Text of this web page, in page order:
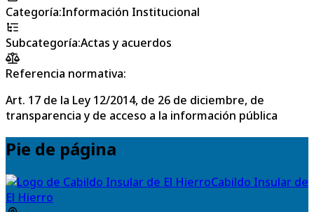
Categoría:Información Institucional
Subcategoría:Actas y acuerdos
Referencia normativa:
Art. 17 de la Ley 12/2014, de 26 de diciembre, de
transparencia y de acceso a la información pública
Pie de página
Cabildo Insular de
El Hierro